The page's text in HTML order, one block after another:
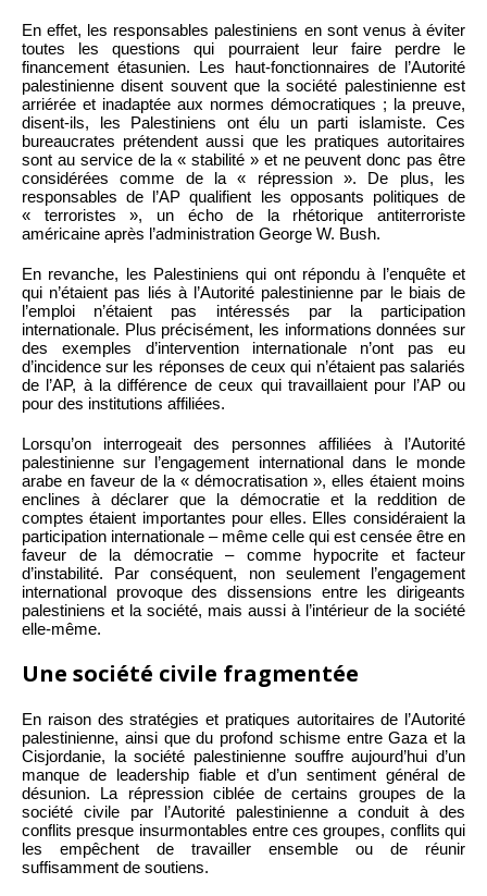
En effet, les responsables palestiniens en sont venus à éviter
toutes les questions qui pourraient leur faire perdre le
financement étasunien. Les haut-fonctionnaires de l’Autorité
palestinienne disent souvent que la société palestinienne est
arriérée et inadaptée aux normes démocratiques ; la preuve,
disent-ils, les Palestiniens ont élu un parti islamiste. Ces
bureaucrates prétendent aussi que les pratiques autoritaires
sont au service de la « stabilité » et ne peuvent donc pas être
considérées comme de la « répression ». De plus, les
responsables de l’AP qualifient les opposants politiques de
« terroristes », un écho de la rhétorique antiterroriste
américaine après l’administration George W. Bush.
En revanche, les Palestiniens qui ont répondu à l’enquête et
qui n’étaient pas liés à l’Autorité palestinienne par le biais de
l’emploi n’étaient pas intéressés par la participation
internationale. Plus précisément, les informations données sur
des exemples d’intervention internationale n’ont pas eu
d’incidence sur les réponses de ceux qui n’étaient pas salariés
de l’AP, à la différence de ceux qui travaillaient pour l’AP ou
pour des institutions affiliées.
Lorsqu’on interrogeait des personnes affiliées à l’Autorité
palestinienne sur l’engagement international dans le monde
arabe en faveur de la « démocratisation », elles étaient moins
enclines à déclarer que la démocratie et la reddition de
comptes étaient importantes pour elles. Elles considéraient la
participation internationale – même celle qui est censée être en
faveur de la démocratie – comme hypocrite et facteur
d’instabilité. Par conséquent, non seulement l’engagement
international provoque des dissensions entre les dirigeants
palestiniens et la société, mais aussi à l’intérieur de la société
elle-même.
Une société civile fragmentée
En raison des stratégies et pratiques autoritaires de l’Autorité
palestinienne, ainsi que du profond schisme entre Gaza et la
Cisjordanie, la société palestinienne souffre aujourd’hui d’un
manque de leadership fiable et d’un sentiment général de
désunion. La répression ciblée de certains groupes de la
société civile par l’Autorité palestinienne a conduit à des
conflits presque insurmontables entre ces groupes, conflits qui
les empêchent de travailler ensemble ou de réunir
suffisamment de soutiens.